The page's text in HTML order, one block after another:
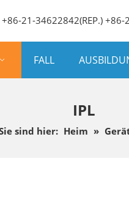
+86-21-34622842(REP.) +86-
FALL
IPL
sind hier: Heim »